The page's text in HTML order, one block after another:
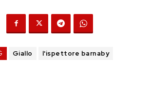
Giallo l'ispettore barnaby